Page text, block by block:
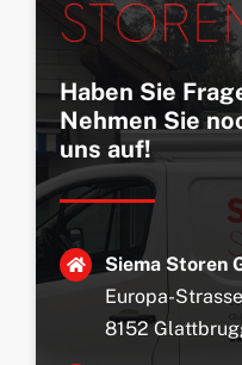
Haben Sie
Nehmen Sie
uns auf!
Siema Storen
Europa-
8152